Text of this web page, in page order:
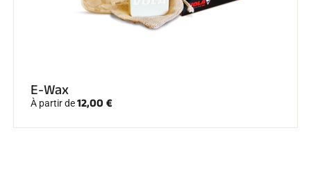
E-Wax
À partir de12,00 €